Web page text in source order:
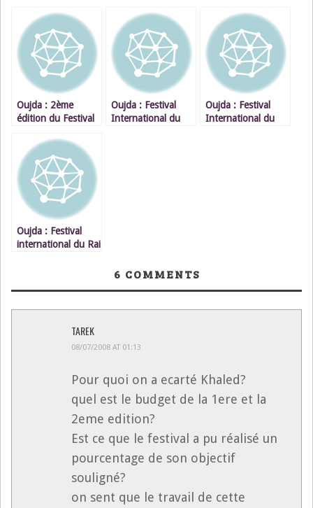
Oujda : 2ème
édition du Festival
Rai Du 22 au 26
juillet 2008
Oujda : Festival
International du
Oujda : Festival
International du
Oujda : Festival
international du Rai
6 COMMENTS
TAREK
08/07/2008 AT 01:13
Pour quoi on a ecarté Khaled?
quel est le budget de la 1ere et la
2eme edition?
Est ce que le festival a pu réalisé un
pourcentage de son objectif
souligné?
on sent que le travail de cette